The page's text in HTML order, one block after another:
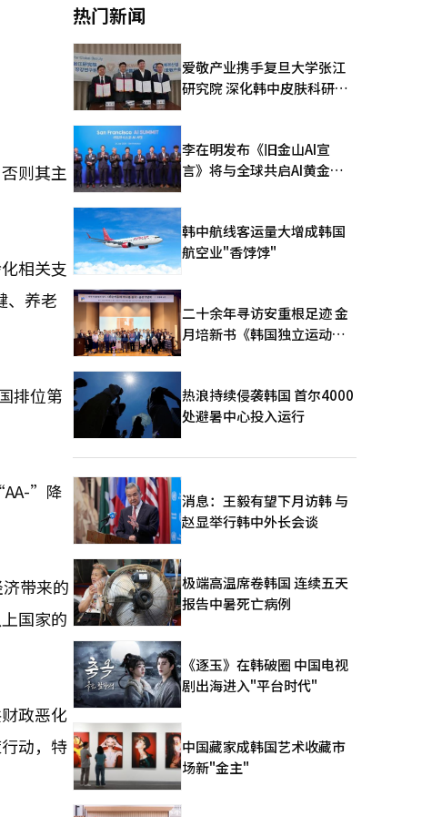
则其主
相关支
、养老
排位第
”降
带来的
国家的
政恶化
动，特
热门新闻
爱敬产业携手复旦大学张江
研究院 深化韩中皮肤科研合
李在明发布《旧金山AI宣
言》将与全球共启AI黄金时
韩中航线客运量大增成韩国
航空业"香饽饽"
二十余年寻访安重根足迹 金
月培新书《韩国独立运动圣
热浪持续侵袭韩国 首尔4000
处避暑中心投入运行
消息：王毅有望下月访韩 与
赵显举行韩中外长会谈
极端高温席卷韩国 连续五天
报告中暑死亡病例
《逐玉》在韩破圈 中国电视
剧出海进入"平台时代"
中国藏家成韩国艺术收藏市
场新"金主"